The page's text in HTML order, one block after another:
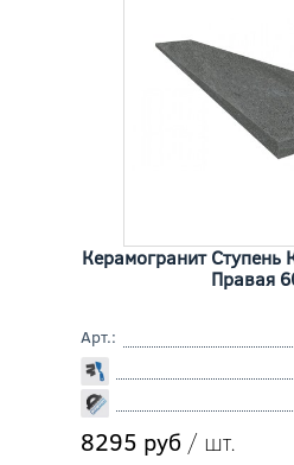
Керамогранит Ступень
Правая
Арт.:
8295 руб / шт.